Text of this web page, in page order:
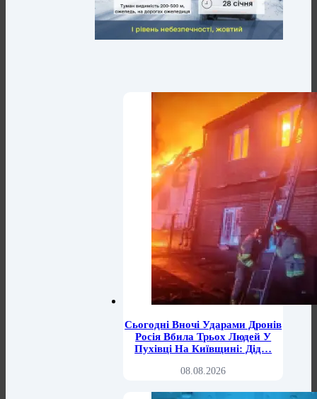
Сьогодні Вночі Ударами Дронів
Росія Вбила Трьох Людей У
Пухівці На Київщині: Дід…
08.08.2026